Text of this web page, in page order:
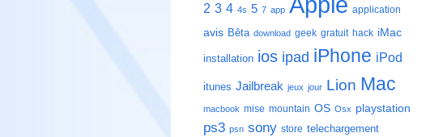
2 3 4 4s 5 7 app application
avis Bêta download geek gratuit hack iMac
installation ios ipad iPhone iPod
itunes Jailbreak jeux jour Lion Mac
macbook mise mountain OS Osx playstation
ps3 psn sony store telechargement